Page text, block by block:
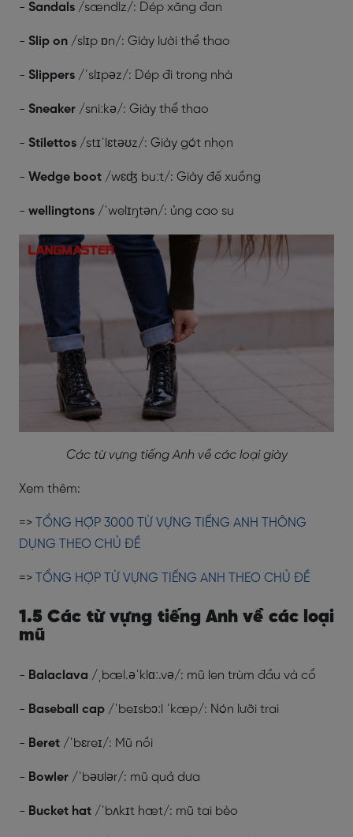
- Sandals /sændlz/: Dép xăng đan
- Slip on /slɪp ɒn/: Giày lười thể thao
- Slippers /ˈslɪpəz/: Dép đi trong nhà
- Sneaker /sniːkə/: Giày thể thao
- Stilettos /stɪˈlɛtəʊz/: Giày gót nhọn
- Wedge boot /wɛʤ buːt/: Giày đế xuồng
- wellingtons /ˈwelɪŋtən/: ủng cao su
Các từ vựng tiếng Anh về các loại giày
Xem thêm:
=>
TỔNG HỢP 3000 TỪ VỰNG TIẾNG ANH THÔNG
DỤNG THEO CHỦ ĐỀ
=> TỔNG HỢP TỪ VỰNG TIẾNG ANH THEO CHỦ ĐỀ
1.5 Các từ vựng tiếng Anh về các loại
mũ
- Balaclava /ˌbæl.əˈklɑː.və/: mũ len trùm đầu và cổ
- Baseball cap /ˈbeɪsbɔːl ˈkæp/: Nón lưỡi trai
- Beret /ˈbɛreɪ/: Mũ nồi
- Bowler /ˈbəʊlər/: mũ quả dưa
- Bucket hat /ˈbʌkɪt hæt/: mũ tai bèo